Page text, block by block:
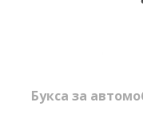
Букса за